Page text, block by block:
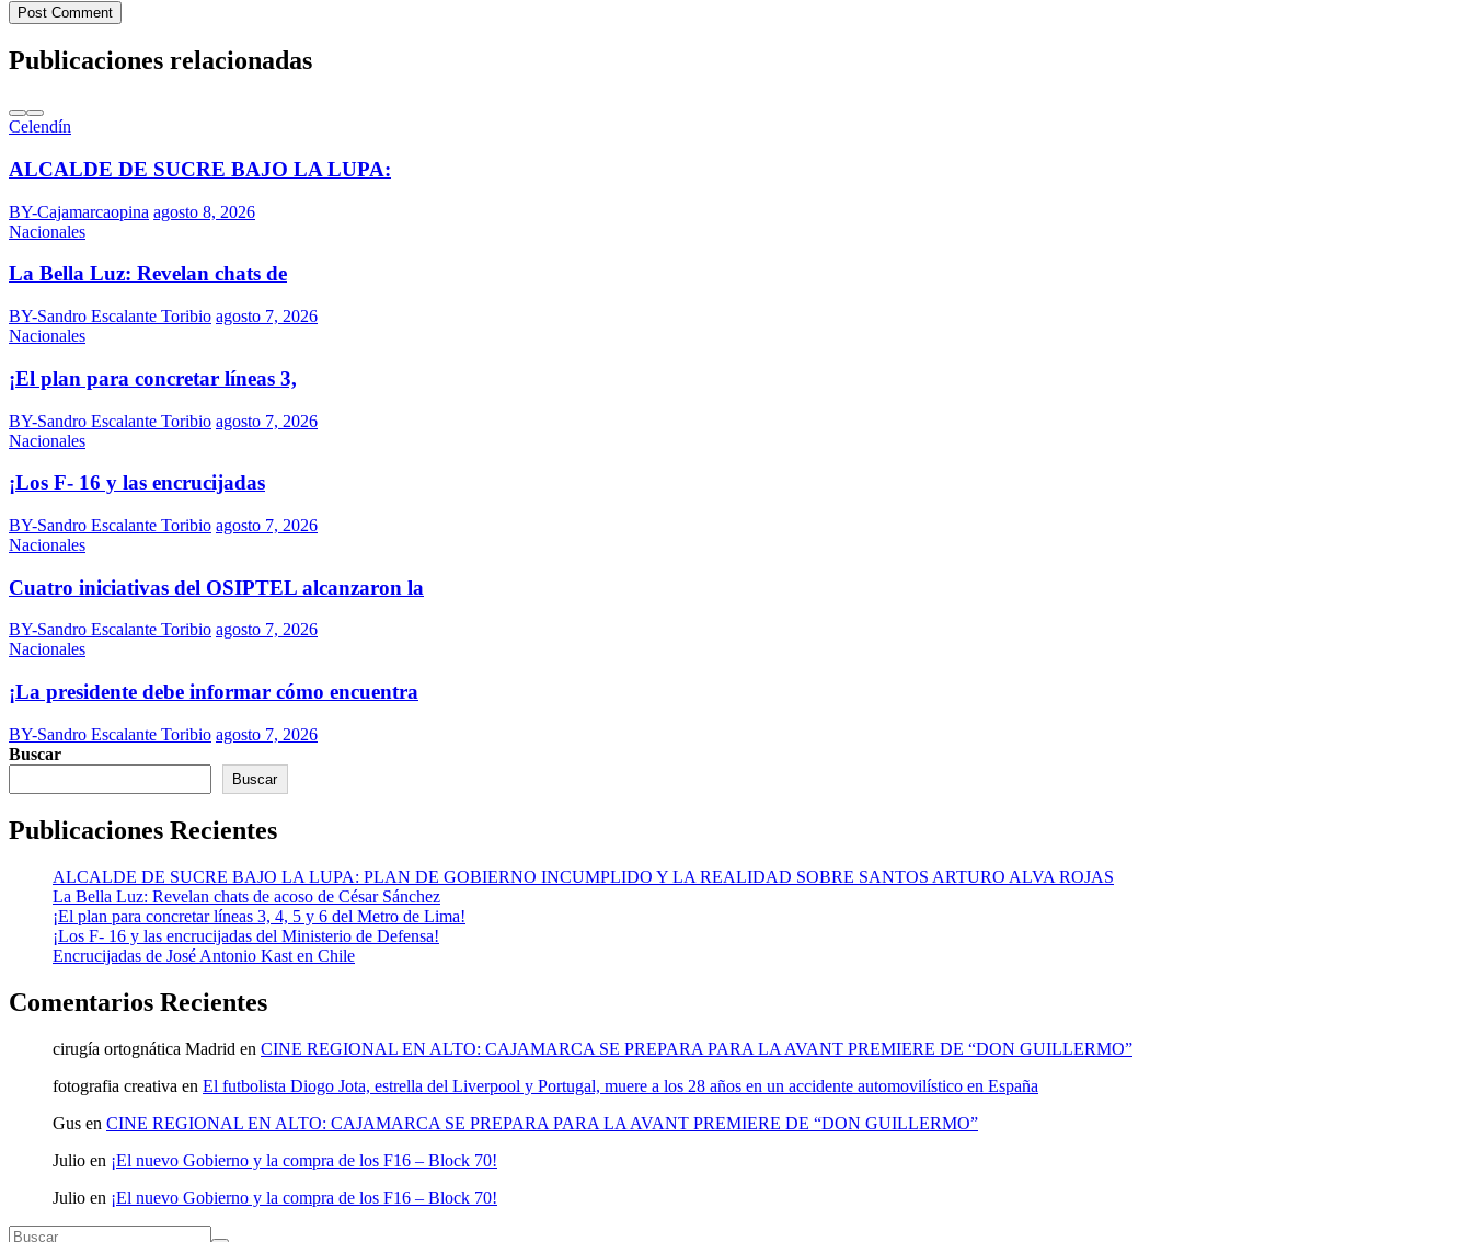
Post Comment
Publicaciones relacionadas
Celendín
ALCALDE DE SUCRE BAJO LA LUPA:
BY-Cajamarcaopina agosto 8, 2026
Nacionales
La Bella Luz: Revelan chats de
BY-Sandro Escalante Toribio agosto 7, 2026
Nacionales
¡El plan para concretar líneas 3,
BY-Sandro Escalante Toribio agosto 7, 2026
Nacionales
¡Los F- 16 y las encrucijadas
BY-Sandro Escalante Toribio agosto 7, 2026
Nacionales
Cuatro iniciativas del OSIPTEL alcanzaron la
BY-Sandro Escalante Toribio agosto 7, 2026
Nacionales
¡La presidente debe informar cómo encuentra
BY-Sandro Escalante Toribio agosto 7, 2026
Buscar
Buscar
Publicaciones Recientes
ALCALDE DE SUCRE BAJO LA LUPA: PLAN DE GOBIERNO INCUMPLIDO Y LA REALIDAD SOBRE SANTOS ARTURO ALVA ROJAS
La Bella Luz: Revelan chats de acoso de César Sánchez
¡El plan para concretar líneas 3, 4, 5 y 6 del Metro de Lima!
¡Los F- 16 y las encrucijadas del Ministerio de Defensa!
Encrucijadas de José Antonio Kast en Chile
Comentarios Recientes
cirugía ortognática Madrid en CINE REGIONAL EN ALTO: CAJAMARCA SE PREPARA PARA LA AVANT PREMIERE DE “DON GUILLERMO”
fotografia creativa en El futbolista Diogo Jota, estrella del Liverpool y Portugal, muere a los 28 años en un accidente automovilístico en España
Gus en CINE REGIONAL EN ALTO: CAJAMARCA SE PREPARA PARA LA AVANT PREMIERE DE “DON GUILLERMO”
Julio en ¡El nuevo Gobierno y la compra de los F16 – Block 70!
Julio en ¡El nuevo Gobierno y la compra de los F16 – Block 70!